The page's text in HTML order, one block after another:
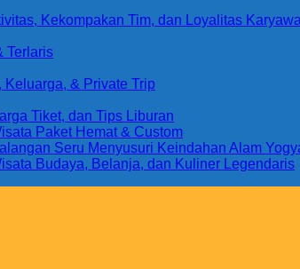
Kekompakan Tim, dan Loyalitas
Terlaris
Keluarga, & Private Trip
Tiket, dan Tips Liburan
Paket Hemat & Custom
Seru Menyusuri Keindahan Alam
Budaya, Belanja, dan Kuliner Legendaris